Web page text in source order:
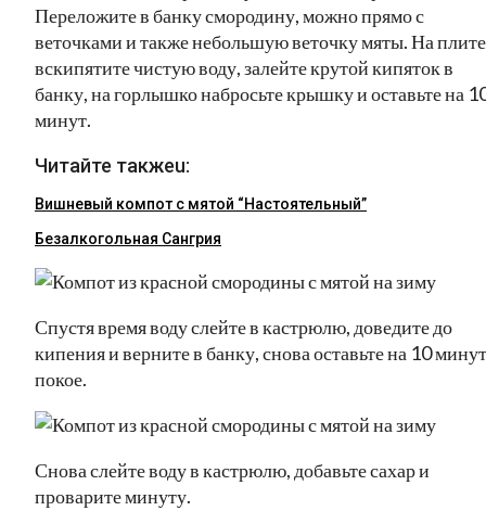
Переложите в банку смородину, можно прямо с
веточками и также небольшую веточку мяты. На плите
вскипятите чистую воду, залейте крутой кипяток в
банку, на горлышко набросьте крышку и оставьте на
минут.
Читайте такжеu:
Вишневый компот с мятой “Настоятельный”
Безалкогольная Сангрия
Спустя время воду слейте в кастрюлю, доведите до
кипения и верните в банку, снова оставьте на 10
покое.
Снова слейте воду в кастрюлю, добавьте сахар и
проварите минуту.